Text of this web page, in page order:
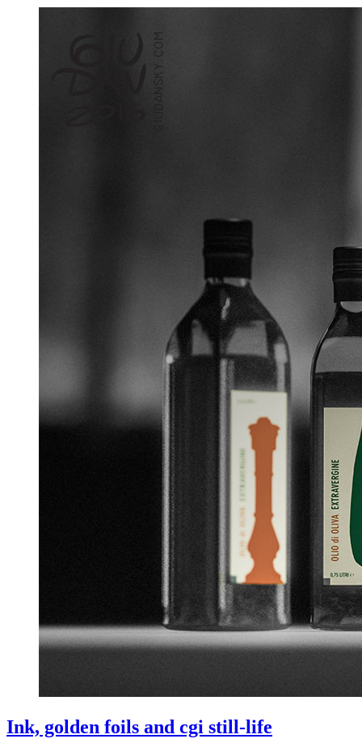
Ink, golden foils and cgi still-life